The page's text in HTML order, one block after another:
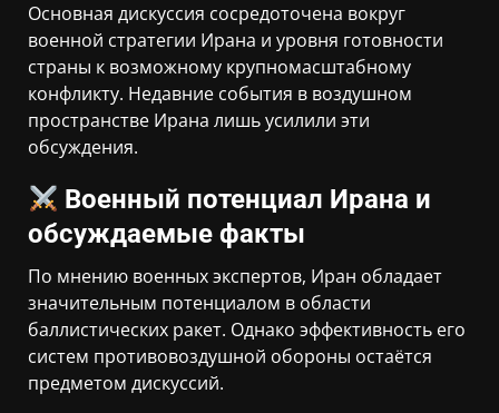
Основная дискуссия сосредоточена вокруг
военной стратегии Ирана и уровня готовности
страны к возможному крупномасштабному
конфликту. Недавние события в воздушном
пространстве Ирана лишь усилили эти
обсуждения.
Военный потенциал Ирана и
обсуждаемые факты
По мнению военных экспертов, Иран обладает
значительным потенциалом в области
баллистических ракет. Однако эффективность его
систем противовоздушной обороны остаётся
предметом дискуссий.